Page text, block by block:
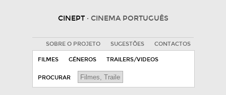
CINEPT · CINEMA PORTUGUÊS
SOBRE O PROJETO SUGESTÕES CONTACTOS
FILMES GÉNEROS TRAILERS/VIDEOS
PROCURAR